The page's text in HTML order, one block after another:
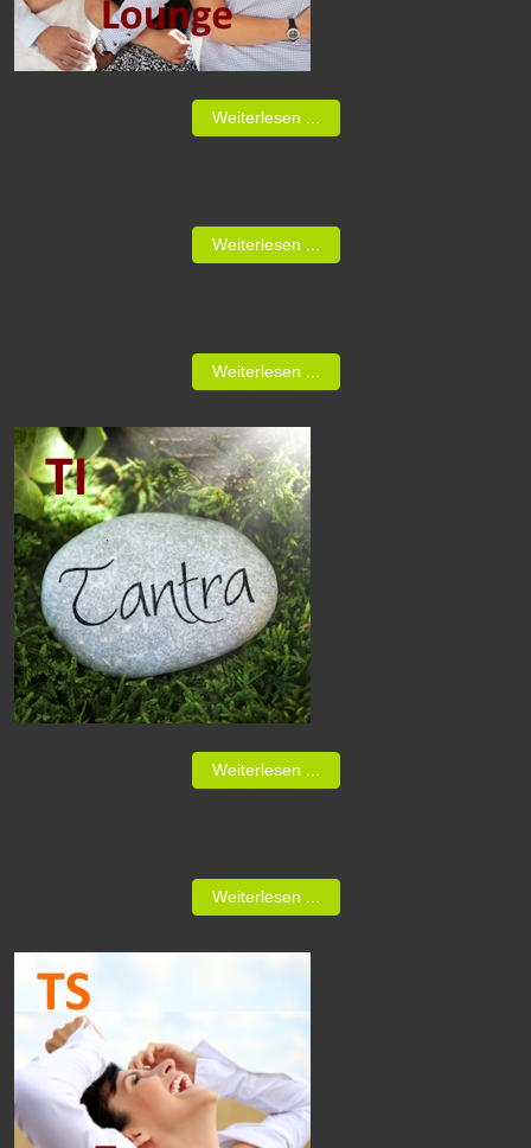
Weiterlesen ...
Weiterlesen ...
Weiterlesen ...
Weiterlesen ...
Weiterlesen ...